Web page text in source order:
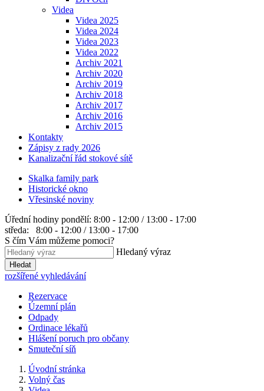
Videa
Videa 2025
Videa 2024
Videa 2023
Videa 2022
Archiv 2021
Archiv 2020
Archiv 2019
Archiv 2018
Archiv 2017
Archiv 2016
Archiv 2015
Kontakty
Zápisy z rady 2026
Kanalizační řád stokové sítě
Skalka family park
Historické okno
Vřesinské noviny
Úřední hodiny pondělí: 8:00 - 12:00 / 13:00 - 17:00
středa: 8:00 - 12:00 / 13:00 - 17:00
S čím Vám můžeme pomoci?
Hledaný výraz
Hledat
rozšířené vyhledávání
Rezervace
Územní plán
Odpady
Ordinace lékařů
Hlášení poruch pro občany
Smuteční síň
Úvodní stránka
Volný čas